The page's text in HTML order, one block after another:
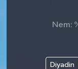
Nem:
Diyadin